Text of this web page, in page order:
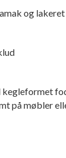
og lakeret
på møbler